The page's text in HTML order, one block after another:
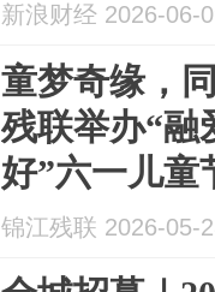
新浪财经 2026-06-
童梦奇缘，
残联举办“融
好”六一儿童
园会
锦江残联 2026-05-